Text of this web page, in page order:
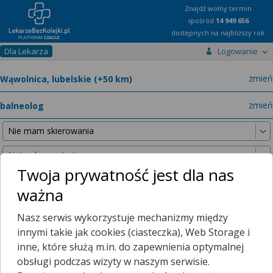
Znajdź wolny termin
spośród 14 949 656
dostępnych na najbliższy rok
Dla Lekarza Logowanie
zmień
zmień
Nie znaleźliśmy żadnych lekarzy w promieniu25 km , dlatego
zwiększyliśmy promień wyszukiwania do
50 km
Twoja prywatność jest dla nas
ważna
Nasz serwis wykorzystuje mechanizmy między
innymi takie jak cookies (ciasteczka), Web Storage i
inne, które służą m.in. do zapewnienia optymalnej
obsługi podczas wizyty w naszym serwisie.